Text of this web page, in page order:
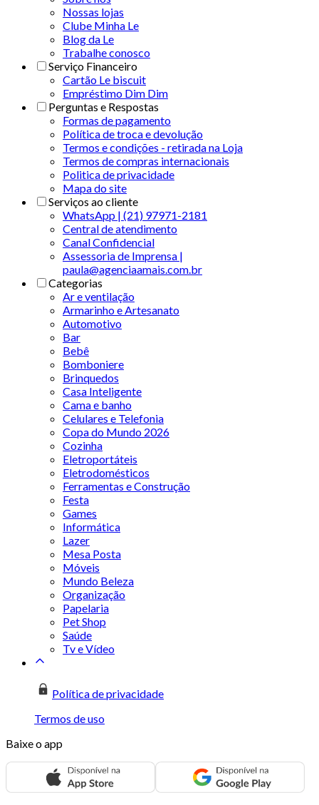
Nossas lojas
Clube Minha Le
Blog da Le
Trabalhe conosco
Serviço Financeiro
Cartão Le biscuit
Empréstimo Dim Dim
Perguntas e Respostas
Formas de pagamento
Política de troca e devolução
Termos e condições - retirada na Loja
Termos de compras internacionais
Politica de privacidade
Mapa do site
Serviços ao cliente
WhatsApp | (21) 97971-2181
Central de atendimento
Canal Confidencial
Assessoria de Imprensa |
paula@agenciaamais.com.br
Categorias
Ar e ventilação
Armarinho e Artesanato
Automotivo
Bar
Bebê
Bomboniere
Brinquedos
Casa Inteligente
Cama e banho
Celulares e Telefonia
Copa do Mundo 2026
Cozinha
Eletroportáteis
Eletrodomésticos
Ferramentas e Construção
Festa
Games
Informática
Lazer
Mesa Posta
Móveis
Mundo Beleza
Organização
Papelaria
Pet Shop
Saúde
Tv e Vídeo
Política de privacidade
Termos de uso
Baixe o app